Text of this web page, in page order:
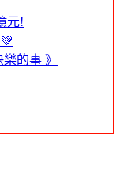
元!
的事 》